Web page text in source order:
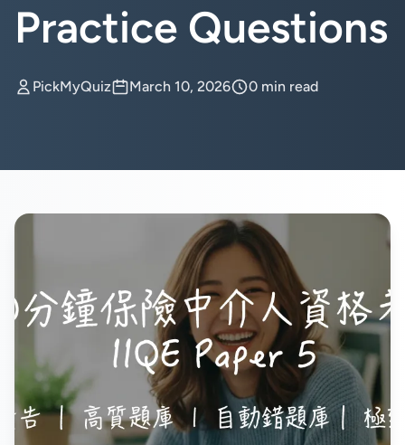
Practice Questions
PickMyQuiz March 10, 2026 0 min read